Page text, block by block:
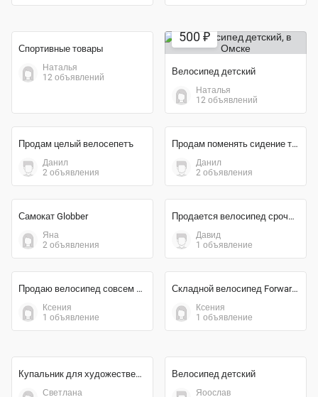
2 000 ₽
Спортивные товары
10 000 ₽
Спортивные товары
Наталья
12 объявлений
10 000 ₽
Спортивные товары
12 объявлений
500 ₽
Велосипед детский
12 объявлений
4 500 ₽
Данил
7 500 ₽
Данил
Экономия 69%
2 500 ₽
2 объявления
Экономия 67%
Давид